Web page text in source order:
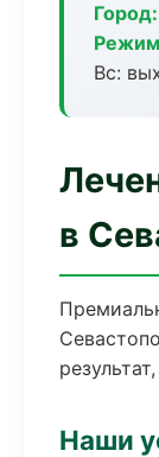
Город:
Вс:
в
Наши